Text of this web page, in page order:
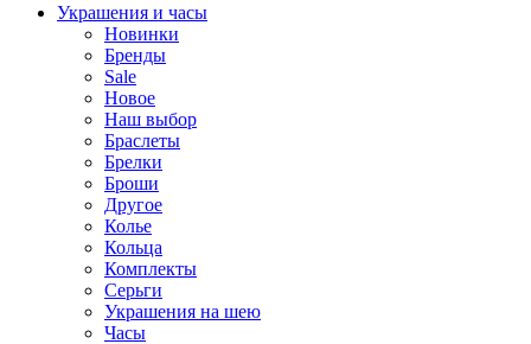
Украшения и часы
Новинки
Бренды
Sale
Новое
Наш выбор
Браслеты
Брелки
Броши
Другое
Колье
Кольца
Комплекты
Серьги
Украшения на шею
Часы